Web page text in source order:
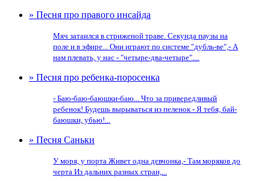
» Песня про правого инсайда
Мяч затаился в стриженой траве. Секунда паузы на
поле и в эфире... Они играют по системе "дубль-вe",- А
нам плевать, у нас - "четыре-два-четыре"....
» Песня про ребенка-поросенка
- Баю-баю-баюшки-баю... Что за привередливый
ребенок! Будешь вырываться из пеленок - Я тебя, бай-
баюшки, убью!...
» Песня Саньки
У моря, у порта Живет одна девчонка,- Там моряков до
черта Из дальних разных стран,...